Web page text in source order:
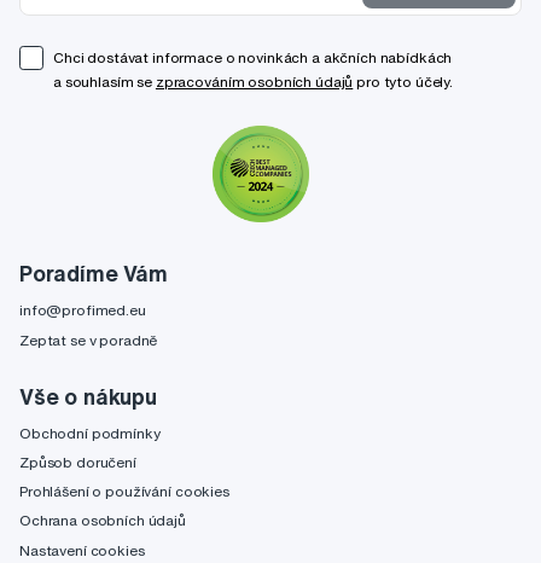
Poradíme Vám
info@profimed.eu
Zeptat se v poradně
Vše o nákupu
Obchodní podmínky
Způsob doručení
Prohlášení o používání cookies
Ochrana osobních údajů
Nastavení cookies
Chci dostávat informace o novinkách a akčních nabídkách
a souhlasím se zpracováním osobních údajů pro tyto účely.